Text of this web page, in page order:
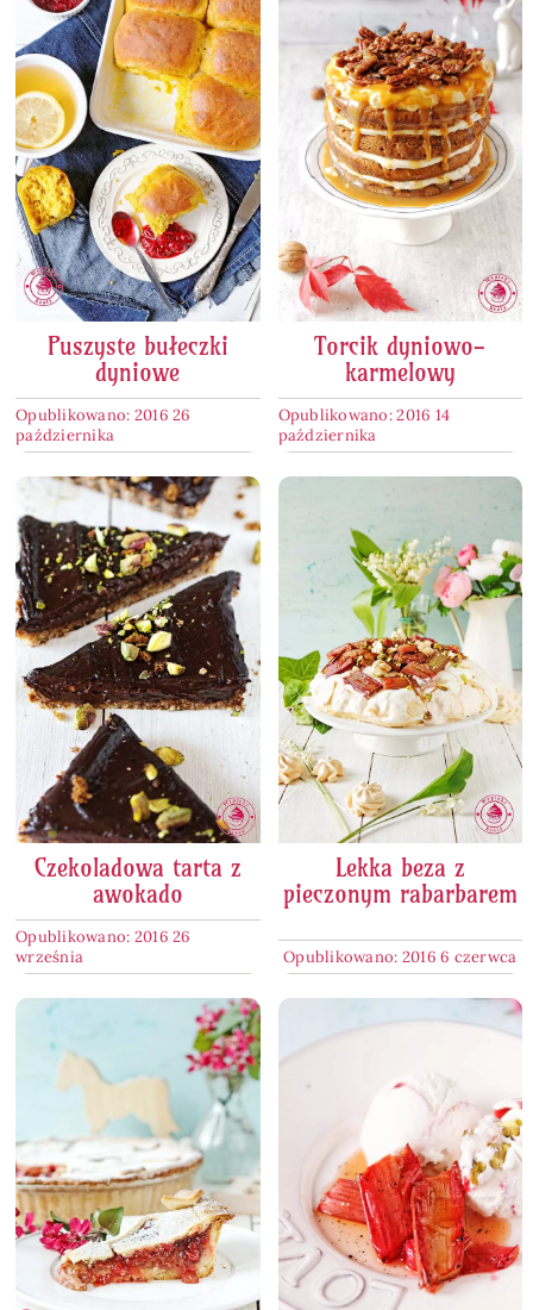
Puszyste bułeczki
dyniowe
Opublikowano: 2016 26
października
Torcik dyniowo-
karmelowy
Opublikowano: 2016 14
października
Czekoladowa tarta z
awokado
Opublikowano: 2016 26
września
Lekka beza z
pieczonym rabarbarem
Opublikowano: 2016 6 czerwca